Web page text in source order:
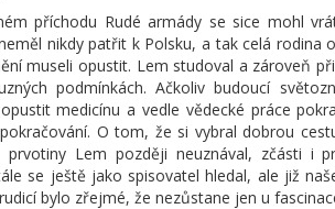
příchodu Rudé armády se sice mohl
nikdy patřit k Polsku, a tak celá
museli opustit. Lem studoval a zároveň
podmínkách. Ačkoliv budoucí
medicínu a vedle vědecké práce
O tom, že si vybral dobrou
prvotiny Lem později neuznával, zčásti i
se ještě jako spisovatel hledal, ale již
bylo zřejmé, že nezůstane jen u